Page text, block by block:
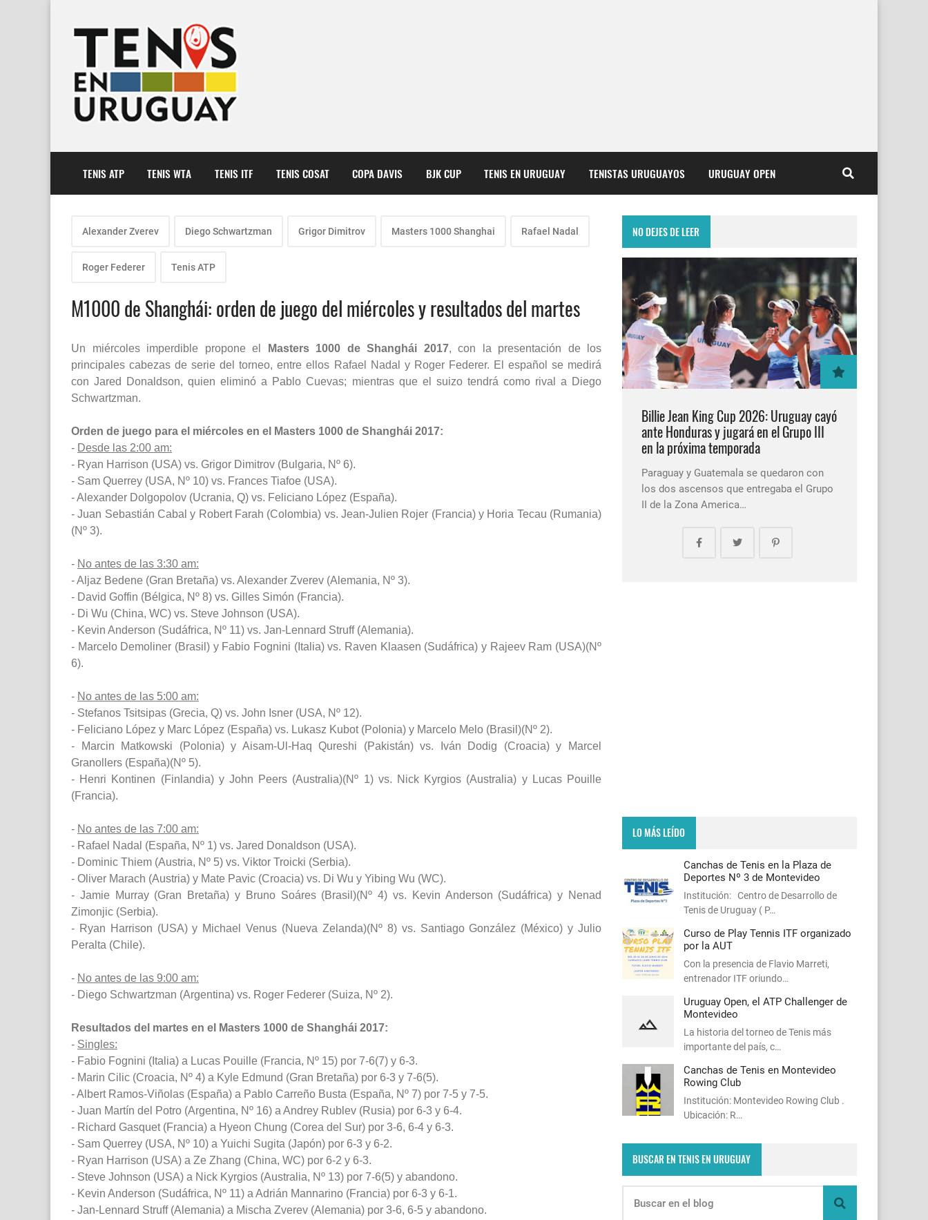
TENIS ATP TENIS WTA TENIS ITF TENIS COSAT COPA DAVIS BJK CUP TENIS EN URUGUAY TENISTAS URUGUAYOS URUGUAY OPEN
Alexander Zverev Diego Schwartzman Grigor Dimitrov Masters 1000 Shanghai Rafael Nadal
Roger Federer Tenis ATP
M1000 de Shanghái: orden de juego del miércoles y resultados del martes
Un miércoles imperdible propone el Masters 1000 de Shanghái 2017, con la presentación de los
principales cabezas de serie del torneo, entre ellos Rafael Nadal y Roger Federer. El español se medirá
conJared Donaldson, quien eliminó a Pablo Cuevas; mientras que el suizo tendrá como rival a Diego
Schwartzman.
Orden de juego para el miércoles en el Masters 1000 de Shanghái 2017:
- Desde las 2:00 am:
- Ryan Harrison (USA) vs. Grigor Dimitrov (Bulgaria, Nº 6).
- Sam Querrey (USA, Nº 10) vs. Frances Tiafoe (USA).
- Alexander Dolgopolov (Ucrania, Q) vs. Feliciano López (España).
- Juan Sebastián Cabal y Robert Farah (Colombia) vs. Jean-Julien Rojer (Francia) y Horia Tecau (Rumania)
(Nº 3).
- No antes de las 3:30 am:
- Aljaz Bedene (Gran Bretaña) vs. Alexander Zverev (Alemania, Nº 3).
- David Goffin (Bélgica, Nº 8) vs. Gilles Simón (Francia).
- Di Wu (China, WC) vs. Steve Johnson (USA).
- Kevin Anderson (Sudáfrica, Nº 11) vs. Jan-Lennard Struff (Alemania).
- Marcelo Demoliner (Brasil) y Fabio Fognini (Italia) vs. Raven Klaasen (Sudáfrica) y Rajeev Ram (USA)(Nº
6).
- No antes de las 5:00 am:
- Stefanos Tsitsipas (Grecia, Q) vs. John Isner (USA, Nº 12).
- Feliciano López y Marc López (España) vs. Lukasz Kubot (Polonia) y Marcelo Melo (Brasil)(Nº 2).
- Marcin Matkowski (Polonia) y Aisam-Ul-Haq Qureshi (Pakistán) vs. Iván Dodig (Croacia) y Marcel
Granollers (España)(Nº 5).
- Henri Kontinen (Finlandia) y John Peers (Australia)(Nº 1) vs. Nick Kyrgios (Australia) y Lucas Pouille
(Francia).
- No antes de las 7:00 am:
- Rafael Nadal (España, Nº 1) vs. Jared Donaldson (USA).
- Dominic Thiem (Austria, Nº 5) vs. Viktor Troicki (Serbia).
- Oliver Marach (Austria) y Mate Pavic (Croacia) vs. Di Wu y Yibing Wu (WC).
- Jamie Murray (Gran Bretaña) y Bruno Soáres (Brasil)(Nº 4) vs. Kevin Anderson (Sudáfrica) y Nenad
Zimonjic (Serbia).
- Ryan Harrison (USA) y Michael Venus (Nueva Zelanda)(Nº 8) vs. Santiago González (México) y Julio
Peralta (Chile).
- No antes de las 9:00 am:
- Diego Schwartzman (Argentina) vs. Roger Federer (Suiza, Nº 2).
Resultados del martes en el Masters 1000 de Shanghái 2017:
- Singles:
- Fabio Fognini (Italia) a Lucas Pouille (Francia, Nº 15) por 7-6(7) y 6-3.
- Marin Cilic (Croacia, Nº 4) a Kyle Edmund (Gran Bretaña) por 6-3 y 7-6(5).
- Albert Ramos-Viñolas (España) a Pablo Carreño Busta (España, Nº 7) por 7-5 y 7-5.
- Juan Martín del Potro (Argentina, Nº 16) a Andrey Rublev (Rusia) por 6-3 y 6-4.
- Richard Gasquet (Francia) a Hyeon Chung (Corea del Sur) por 3-6, 6-4 y 6-3.
- Sam Querrey (USA, Nº 10) a Yuichi Sugita (Japón) por 6-3 y 6-2.
- Ryan Harrison (USA) a Ze Zhang (China, WC) por 6-2 y 6-3.
- Steve Johnson (USA) a Nick Kyrgios (Australia, Nº 13) por 7-6(5) y abandono.
- Kevin Anderson (Sudáfrica, Nº 11) a Adrián Mannarino (Francia) por 6-3 y 6-1.
- Jan-Lennard Struff (Alemania) a Mischa Zverev (Alemania) por 3-6, 6-5 y abandono.
NO DEJES DE LEER
Billie Jean King Cup 2026: Uruguay cayó
ante Honduras y jugará en el Grupo III
en la próxima temporada
Paraguay y Guatemala se quedaron con
los dos ascensos que entregaba el Grupo
II de la Zona America…
LO MÁS LEÍDO
Canchas de Tenis en la Plaza de
Deportes Nº 3 de Montevideo
Institución: Centro de Desarrollo de
Tenis de Uruguay ( P…
Curso de Play Tennis ITF organizado
por la AUT
Con la presencia de Flavio Marreti,
entrenador ITF oriundo…
Uruguay Open, el ATP Challenger de
Montevideo
La historia del torneo de Tenis más
importante del país, c…
Canchas de Tenis en Montevideo
Rowing Club
Institución: Montevideo Rowing Club .
Ubicación: R…
BUSCAR EN TENIS EN URUGUAY